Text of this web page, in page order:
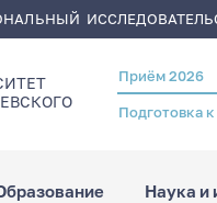
Header
menu
Приём 2026
Подготовка
Наука и